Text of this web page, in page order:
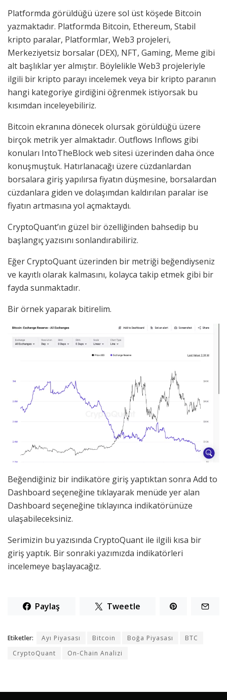
Platformda görüldüğü üzere sol üst köşede Bitcoin
yazmaktadır. Platformda Bitcoin, Ethereum, Stabil
kripto paralar, Platformlar, Web3 projeleri,
Merkeziyetsiz borsalar (DEX), NFT, Gaming, Meme gibi
alt başlıklar yer almıştır. Böylelikle Web3 projeleriyle
ilgili bir kripto parayı incelemek veya bir kripto paranın
hangi kategoriye girdiğini öğrenmek istiyorsak bu
kısımdan inceleyebiliriz.
Bitcoin ekranına dönecek olursak görüldüğü üzere
birçok metrik yer almaktadır. Outflows Inflows gibi
konuları IntoTheBlock web sitesi üzerinden daha önce
konuşmuştuk. Hatırlanacağı üzere cüzdanlardan
borsalara giriş yapılırsa fiyatın düşmesine, borsalardan
cüzdanlara giden ve dolaşımdan kaldırılan paralar ise
fiyatın artmasına yol açmaktaydı.
CryptoQuant’ın güzel bir özelliğinden bahsedip bu
başlangıç yazısını sonlandırabiliriz.
Eğer CryptoQuant üzerinden bir metriği beğendiyseniz
ve kayıtlı olarak kalmasını, kolayca takip etmek gibi bir
fayda sunmaktadır.
Bir örnek yaparak bitirelim.
Beğendiğiniz bir indikatöre giriş yaptıktan sonra Add to
Dashboard seçeneğine tıklayarak menüde yer alan
Dashboard seçeneğine tıklayınca indikatörünüze
ulaşabileceksiniz.
Serimizin bu yazısında CryptoQuant ile ilgili kısa bir
giriş yaptık. Bir sonraki yazımızda indikatörleri
incelemeye başlayacağız.
Paylaş Tweetle
Etiketler: Ayı Piyasası Bitcoin Boğa Piyasası
BTC
CryptoQuant
On-Chain Analizi